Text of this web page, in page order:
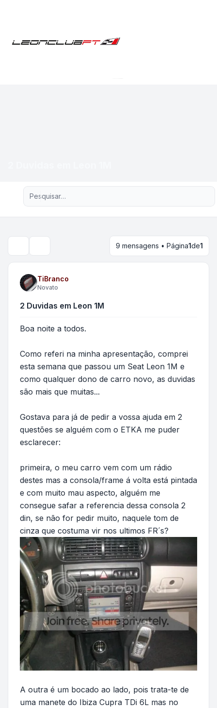
Pesquisa avançada
9 mensagens • Página1de1
TiBranco
Novato
2 Duvidas em Leon 1M
Boa noite a todos.
Como referi na minha apresentação, comprei
esta semana que passou um Seat Leon 1M e
como qualquer dono de carro novo, as duvidas
são mais que muitas...
Gostava para já de pedir a vossa ajuda em 2
questões se alguém com o ETKA me puder
esclarecer:
primeira, o meu carro vem com um rádio
destes mas a consola/frame á volta está pintada
e com muito mau aspecto, alguém me
consegue safar a referencia dessa consola 2
din, se não for pedir muito, naquele tom de
cinza que costuma vir nos ultimos FR´s?
A outra é um bocado ao lado, pois trata-te de
uma manete do Ibiza Cupra TDi 6L mas no